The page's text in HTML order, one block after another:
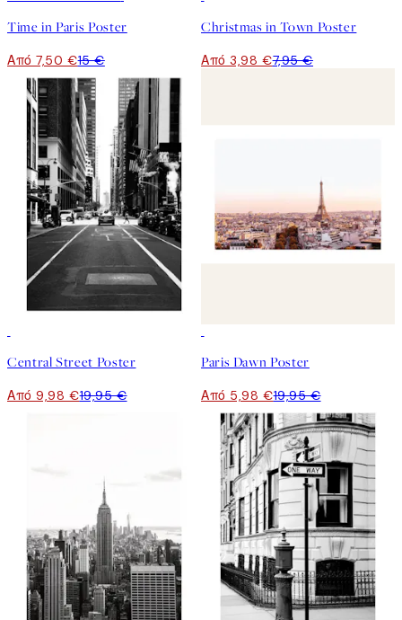
Time in Paris Poster
Από 7,50 €15 €
Christmas in Town Poster
Από 3,98 €7,95 €
Central Street Poster
Από 9,98 €19,95 €
Paris Dawn Poster
Από 5,98 €19,95 €